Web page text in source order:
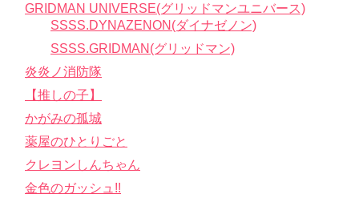
GRIDMAN UNIVERSE(グリッドマンユニバース)
SSSS.DYNAZENON(ダイナゼノン)
SSSS.GRIDMAN(グリッドマン)
炎炎ノ消防隊
【推しの子】
かがみの孤城
薬屋のひとりごと
クレヨンしんちゃん
金色のガッシュ!!